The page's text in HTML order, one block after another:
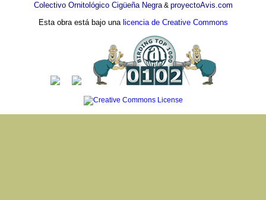
Colectivo Ornitológico Cigüeña Negra& proyectoAvis.com
Esta obra está bajo una licencia de Creative Commons